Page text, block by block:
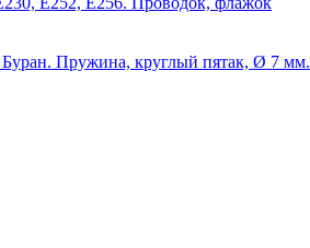
Пружина, круглый пятак, Ø 7 мм.